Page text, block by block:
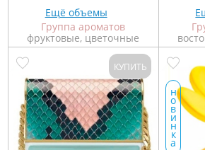
Ещё объемы
Группа ароматов
фруктовые, цветочные
КУПИТЬ
н
о
в
и
н
к
а